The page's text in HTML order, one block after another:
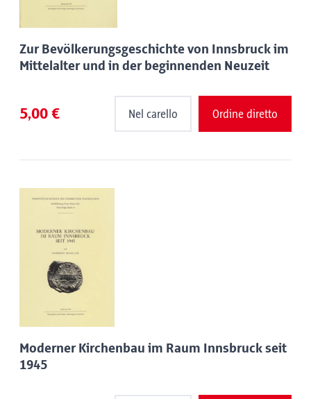
Zur Bevölkerungsgeschichte von Innsbruck im
Mittelalter und in der beginnenden Neuzeit
5,00 € Nel carello Ordine diretto
Moderner Kirchenbau im Raum Innsbruck seit
1945